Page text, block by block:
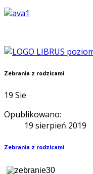
Zebrania z rodzicami
19 Sie
Opublikowano:
19 sierpień 2019
Zebrania z rodzicami